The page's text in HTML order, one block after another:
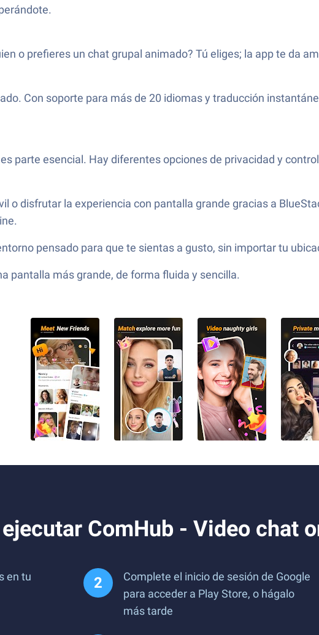
o prefieres un chat grupal animado? Tú eliges; la app te da
Con soporte para más de 20 idiomas y traducción
parte esencial. Hay diferentes opciones de privacidad y
o disfrutar la experiencia con pantalla grande gracias a
pensado para que te sientas a gusto, sin importar tu
pantalla más grande, de forma fluida y sencilla.
ComHub - Video chat
en tu
Complete el inicio de sesión de Google
para acceder a Play Store, o hágalo
más tarde